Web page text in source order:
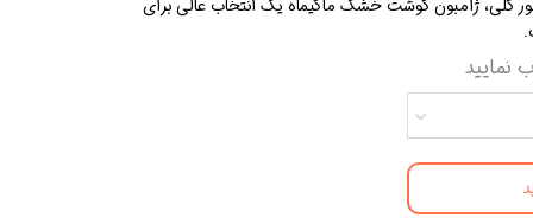
کلی، ژامبون گوشت خشک ماکیماه یک انتخاب عالی برای
نمایید